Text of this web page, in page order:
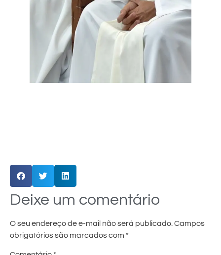
Deixe um comentário
O seu endereço de e-mail não será publicado. Campos
obrigatórios são marcados com *